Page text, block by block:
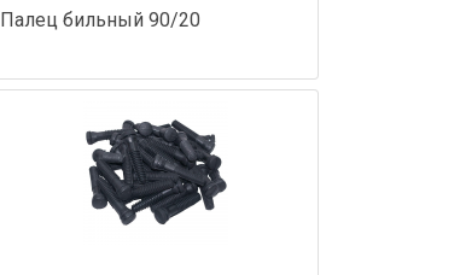
Палец бильный 90/20